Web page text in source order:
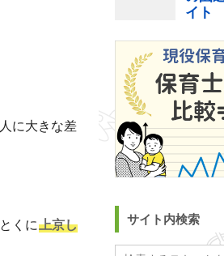
に大きな差
くに上京し
サイト内検索